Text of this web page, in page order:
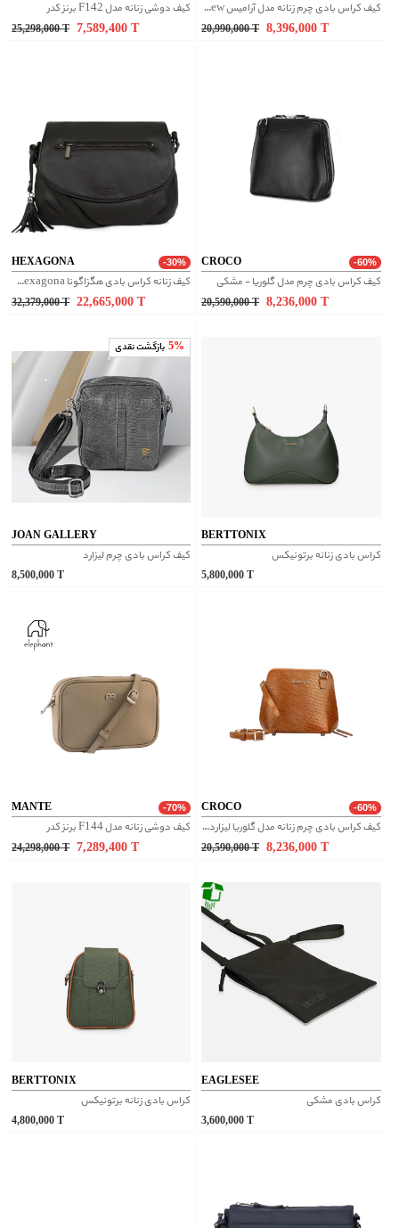
کیف دوشی زنانه مدل F142 برنز کدر
25,298,000 T 7,589,400
کیف کراس بادی چرم زنانه مدل آرامیس new - مشکی
20,990,000 T 8,396,000
HEXAGONA -30%
کیف زنانه کراس بادی هگزاگونا Hexagona کد 415495
32,379,000 T 22,665,000
CROCO -60%
کیف کراس بادی چرم مدل گلوریا - مشکی
20,590,000 T 8,236,000
5% بازگشت نقدی
JOAN GALLERY
کیف کراس بادی چرم لیزارد
8,500,000
BERTTONIX
کراس بادی زنانه برتونیکس
5,800,000
MANTE -70%
کیف دوشی زنانه مدل F144 برنز کدر
24,298,000 T 7,289,400
CROCO -60%
کیف کراس بادی چرم زنانه مدل گلوریا لیزارد - عسلی
20,590,000 T 8,236,000
BERTTONIX
کراس بادی زنانه برتونیکس
4,800,000
EAGLESEE
کراس بادی مشکی
3,600,000